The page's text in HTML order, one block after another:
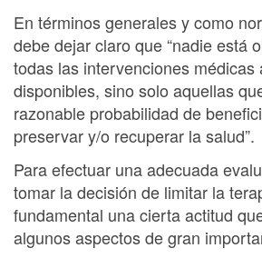
En términos generales y como
debe dejar claro que “nadie está
todas las intervenciones médicas
disponibles, sino solo aquellas
razonable probabilidad de
preservar y/o recuperar la salud”.
Para efectuar una adecuada
tomar la decisión de limitar la
fundamental una cierta actitud
algunos aspectos de gran